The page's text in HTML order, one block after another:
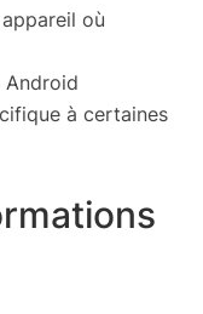
où
Android
à certaines